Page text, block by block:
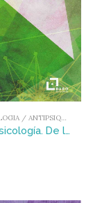
ANTIPSICOLOGIA / ANTIPSIQUIATRIA
Contrapsicología. De las luchas antipsiquiatricas a la psicologizacion de la cultura